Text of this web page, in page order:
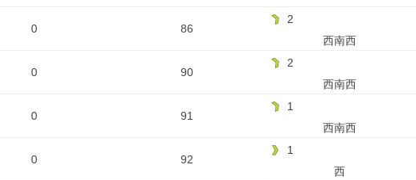
0 86
2
西南西
0 90
2
西南西
0 91
1
西南西
0 92
1
西